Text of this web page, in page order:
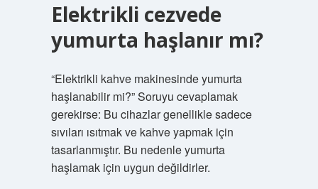
Elektrikli cezvede
yumurta haşlanır mı?
“Elektrikli kahve makinesinde yumurta
haşlanabilir mi?” Soruyu cevaplamak
gerekirse: Bu cihazlar genellikle sadece
sıvıları ısıtmak ve kahve yapmak için
tasarlanmıştır. Bu nedenle yumurta
haşlamak için uygun değildirler.